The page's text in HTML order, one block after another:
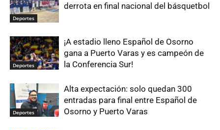
Deportes
derrota en final nacional del básquetbol
Deportes
¡A estadio lleno Español de Osorno
gana a Puerto Varas y es campeón de
la Conferencia Sur!
Deportes
Alta expectación: solo quedan 300
entradas para final entre Español de
Osorno y Puerto Varas